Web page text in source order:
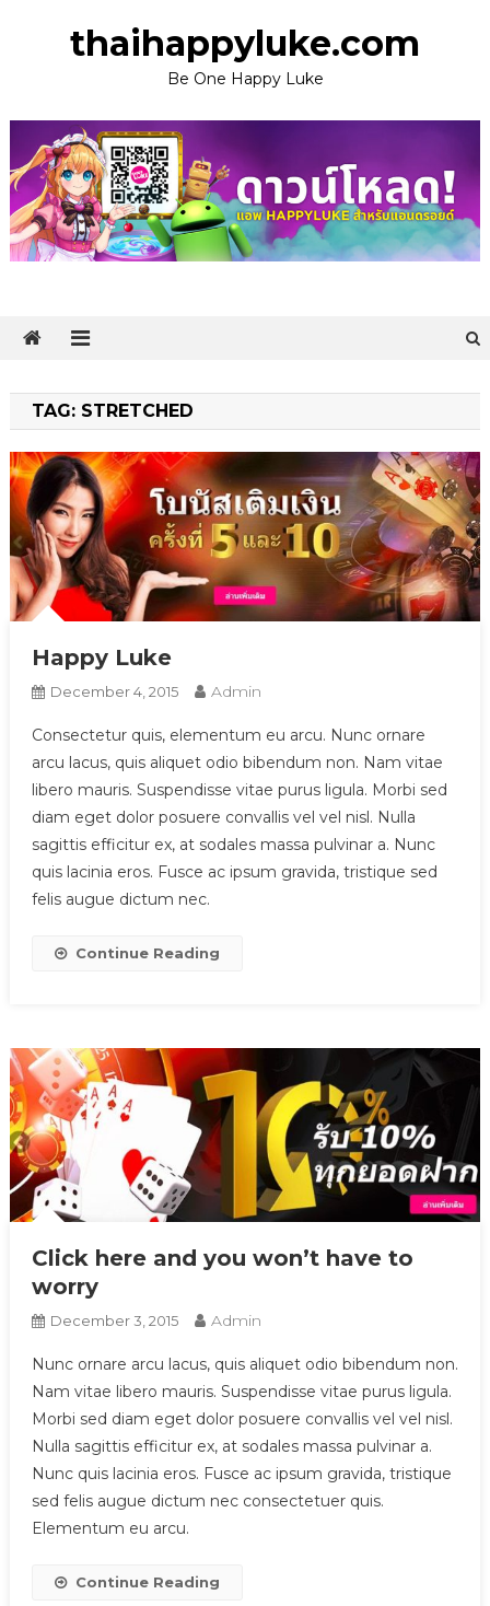
thaihappyluke.com
Be One Happy Luke
TAG: STRETCHED
Happy Luke
December 4, 2015 Admin
Consectetur quis, elementum eu arcu. Nunc ornare
arcu lacus, quis aliquet odio bibendum non. Nam vitae
libero mauris. Suspendisse vitae purus ligula. Morbi sed
diam eget dolor posuere convallis vel vel nisl. Nulla
sagittis efficitur ex, at sodales massa pulvinar a. Nunc
quis lacinia eros. Fusce ac ipsum gravida, tristique sed
felis augue dictum nec.
Continue Reading
Click here and you won’t have to
worry
December 3, 2015 Admin
Nunc ornare arcu lacus, quis aliquet odio bibendum non.
Nam vitae libero mauris. Suspendisse vitae purus ligula.
Morbi sed diam eget dolor posuere convallis vel vel nisl.
Nulla sagittis efficitur ex, at sodales massa pulvinar a.
Nunc quis lacinia eros. Fusce ac ipsum gravida, tristique
sed felis augue dictum nec consectetuer quis.
Elementum eu arcu.
Continue Reading